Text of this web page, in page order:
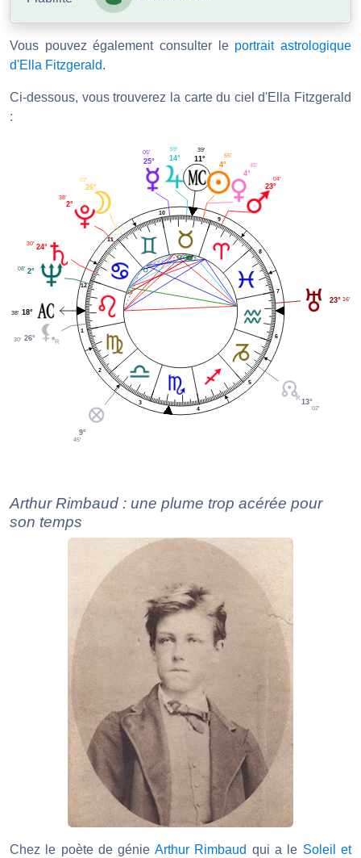
Vous pouvez également consulter le portrait astrologique
d'Ella Fitzgerald.
Ci-dessous, vous trouverez la carte du ciel d'Ella Fitzgerald
:
1
2
3
4
5
6
7
8
9
10
11
12
23° 16'
23°
04'
4°
45'
4°
55'
11°
39'
14°
59'
25°
05'
26°
02'
2°
38'
24°
30'
2°
08'
18°
38'
26°
30'
9°
45'
13°
02'
Arthur Rimbaud : une plume trop acérée pour
son temps
Chez le poète de génie Arthur Rimbaud qui a le Soleil et